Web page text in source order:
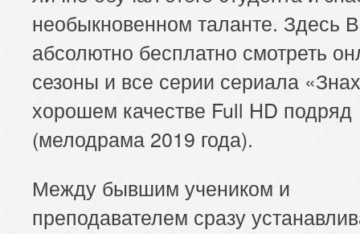
необыкновенном таланте. Здесь
абсолютно бесплатно смотреть
сезоны и все серии сериала
хорошем качестве Full HD подряд
(мелодрама 2019 года).
Между бывшим учеником и
преподавателем сразу